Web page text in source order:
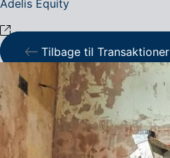
Adelis Equity
Tilbage til Transaktioner